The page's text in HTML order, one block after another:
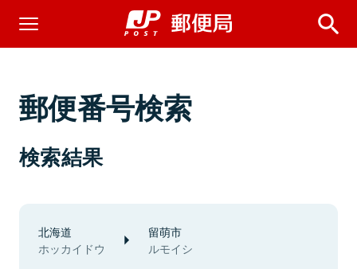
郵便番号検索
検索結果
北海道
ホッカイドウ
留萌市
ルモイシ